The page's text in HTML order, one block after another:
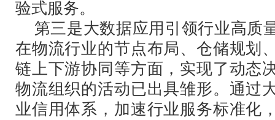
验式服务。
第三是大数据应用引领行业高质
在物流行业的节点布局、仓储规划
链上下游协同等方面，实现了动态
物流组织的活动已出具雏形。通过
业信用体系，加速行业服务标准化